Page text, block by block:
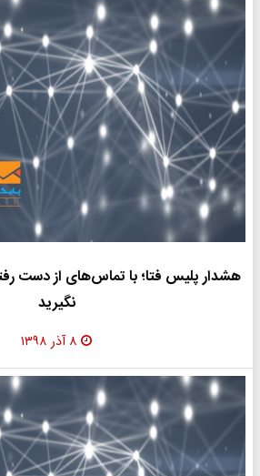
هشدار پلیس فتا؛ با تماس‌های از دست
نگیرید
۸ آذر ۱۳۹۸